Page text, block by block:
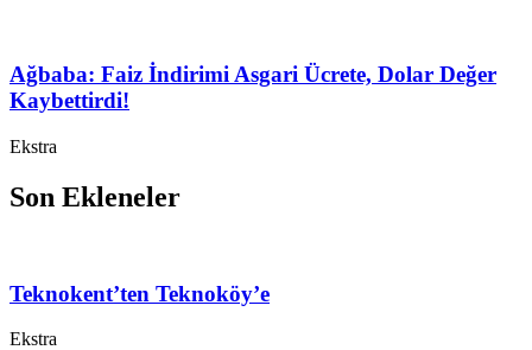
Ağbaba: Faiz İndirimi Asgari Ücrete, Dolar Değer
Kaybettirdi!
Ekstra
Son Ekleneler
Teknokent’ten Teknoköy’e
Ekstra